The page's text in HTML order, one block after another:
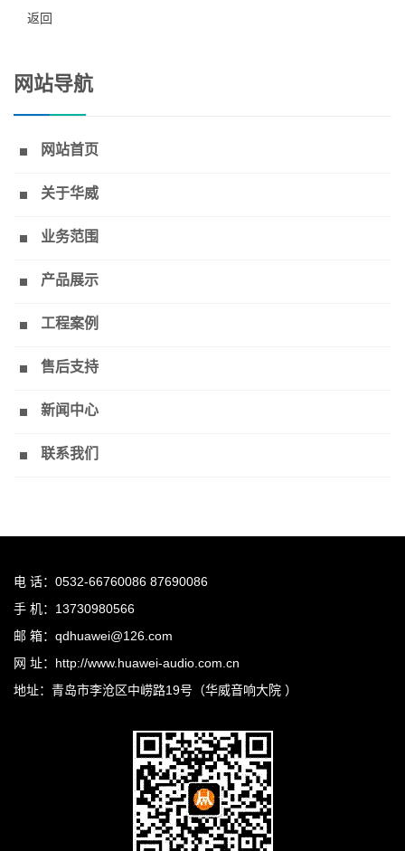
返回
网站导航
网站首页
关于华威
业务范围
产品展示
工程案例
售后支持
新闻中心
联系我们
电 话：0532-66760086 87690086
手 机：13730980566
邮 箱：qdhuawei@126.com
网 址：http://www.huawei-audio.com.cn
地址：青岛市李沧区中崂路19号（华威音响大院 ）